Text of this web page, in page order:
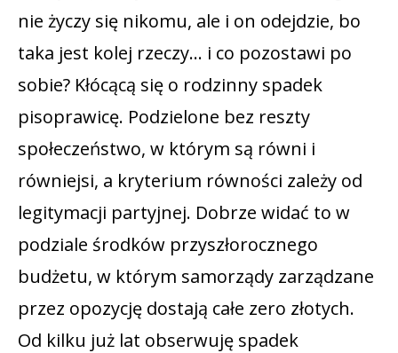
nie życzy się nikomu, ale i on odejdzie, bo
taka jest kolej rzeczy… i co pozostawi po
sobie? Kłócącą się o rodzinny spadek
pisoprawicę. Podzielone bez reszty
społeczeństwo, w którym są równi i
równiejsi, a kryterium równości zależy od
legitymacji partyjnej. Dobrze widać to w
podziale środków przyszłorocznego
budżetu, w którym samorządy zarządzane
przez opozycję dostają całe zero złotych.
Od kilku już lat obserwuję spadek